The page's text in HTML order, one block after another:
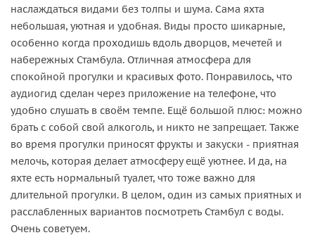
наслаждаться видами без толпы и шума. Сама яхта
небольшая, уютная и удобная. Виды просто шикарные,
особенно когда проходишь вдоль дворцов, мечетей и
набережных Стамбула. Отличная атмосфера для
спокойной прогулки и красивых фото. Понравилось, что
аудиогид сделан через приложение на телефоне, что
удобно слушать в своём темпе. Ещё большой плюс: можно
брать с собой свой алкоголь, и никто не запрещает. Также
во время прогулки приносят фрукты и закуски - приятная
мелочь, которая делает атмосферу ещё уютнее. И да, на
яхте есть нормальный туалет, что тоже важно для
длительной прогулки. В целом, один из самых приятных и
расслабленных вариантов посмотреть Стамбул с воды.
Очень советуем.